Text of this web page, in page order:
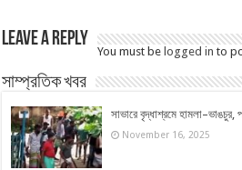
Leave a Reply
You must be logged in to
সাম্প্রতিক খবর
সাভারে বৃদ্ধাশ্রমে
November 16, 2025